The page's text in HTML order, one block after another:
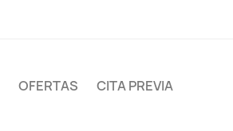
OFERTAS CITA PREVIA